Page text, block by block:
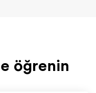
öğrenin